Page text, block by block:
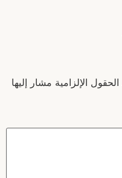
الحقول الإلزامية مشار إليها